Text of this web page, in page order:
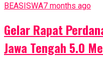
BEASISWA7 months ago
Gelar Rapat
Jawa Tengah 5.0